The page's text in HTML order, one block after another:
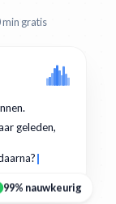
min gratis
geleden,
99% nauwkeurig